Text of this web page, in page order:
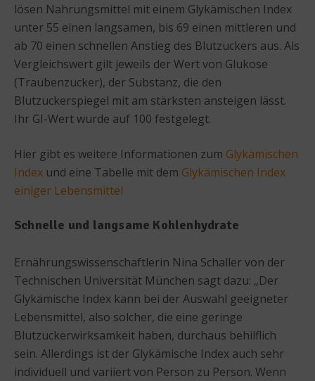
lösen Nahrungsmittel mit einem Glykämischen Index
unter 55 einen langsamen, bis 69 einen mittleren und
ab 70 einen schnellen Anstieg des Blutzuckers aus. Als
Vergleichswert gilt jeweils der Wert von Glukose
(Traubenzucker), der Substanz, die den
Blutzuckerspiegel mit am stärksten ansteigen lässt.
Ihr GI-Wert wurde auf 100 festgelegt.
Hier gibt es weitere Informationen zum Glykämischen
Index und eine Tabelle mit dem Glykämischen Index
einiger Lebensmittel
Schnelle und langsame Kohlenhydrate
Ernährungswissenschaftlerin Nina Schaller von der
Technischen Universität München sagt dazu: „Der
Glykämische Index kann bei der Auswahl geeigneter
Lebensmittel, also solcher, die eine geringe
Blutzuckerwirksamkeit haben, durchaus behilflich
sein. Allerdings ist der Glykämische Index auch sehr
individuell und variiert von Person zu Person. Wenn